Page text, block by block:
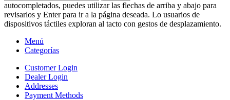
autocompletados, puedes utilizar las flechas de arriba y abajo para
revisarlos y Enter para ir a la página deseada. Lo usuarios de
dispositivos táctiles exploran al tacto con gestos de desplazamiento.
Menú
Categorías
Customer Login
Dealer Login
Addresses
Payment Methods